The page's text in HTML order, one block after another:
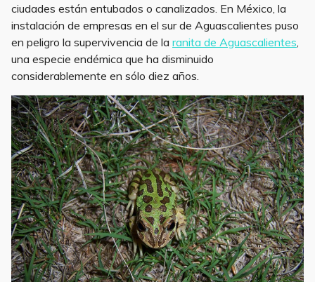
ciudades están entubados o canalizados. En México, la
instalación de empresas en el sur de Aguascalientes puso
en peligro la supervivencia de la ranita de Aguascalientes,
una especie endémica que ha disminuido
considerablemente en sólo diez años.